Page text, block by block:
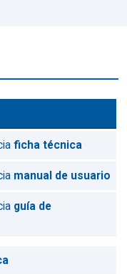
ficha técnica
manual de usuario
guía de